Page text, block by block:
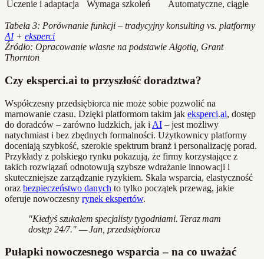
Uczenie i adaptacja
Wymaga szkoleń Automatyczne, ciągłe
Tabela 3: Porównanie funkcji – tradycyjny konsulting vs. platformy
AI+ eksperci
Źródło: Opracowanie własne na podstawie Algotiq, Grant
Thornton
Czy eksperci.ai to przyszłość doradztwa?
Współczesny przedsiębiorca nie może sobie pozwolić na
marnowanie czasu. Dzięki platformom takim jak eksperci.ai, dostęp
do doradców – zarówno ludzkich, jak i AI – jest możliwy
natychmiast i bez zbędnych formalności. Użytkownicy platformy
doceniają szybkość, szerokie spektrum branż i personalizację porad.
Przykłady z polskiego rynku pokazują, że firmy korzystające z
takich rozwiązań odnotowują szybsze wdrażanie innowacji i
skuteczniejsze zarządzanie ryzykiem. Skala wsparcia, elastyczność
oraz bezpieczeństwo danych to tylko początek przewag, jakie
oferuje nowoczesny rynek ekspertów.
"Kiedyś szukałem specjalisty tygodniami. Teraz mam
dostęp 24/7." — Jan, przedsiębiorca
Pułapki nowoczesnego wsparcia – na co uważać